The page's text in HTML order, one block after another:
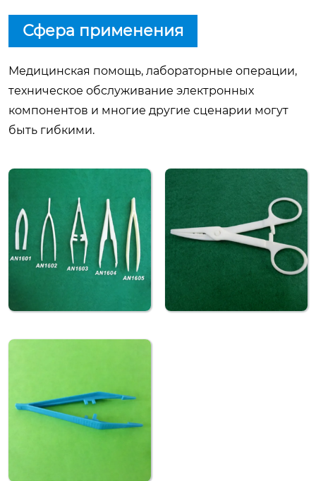
Сфера применения
Медицинская помощь, лабораторные операции,
техническое обслуживание электронных
компонентов и многие другие сценарии могут
быть гибкими.